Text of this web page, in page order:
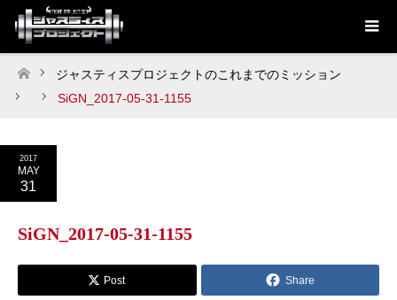
ホーム
ジャスティスプロジェクトのこれまでのミッション
SiGN_2017-05-31-1155
2017
MAY
31
SiGN_2017-05-31-1155
Post Share